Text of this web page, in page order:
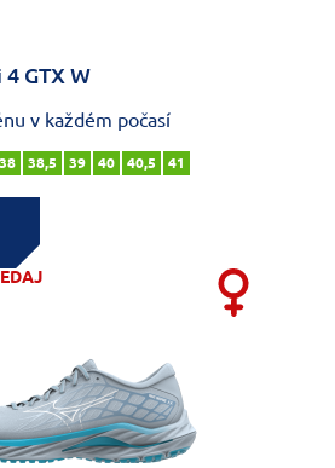
GTX W
v každém počasí
38 38,5 39 40 40,5 41